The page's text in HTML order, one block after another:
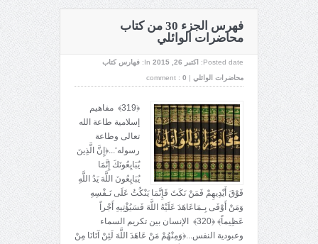
فهرس الجزء 30 من كتاب
محاضرات الوائلي
Posted date: اکتبر 26, 2015 In:
فهارس كتاب
محاضرات الوائلي |
comment : 0
﴿319﴾ مفاهيم
إسلامية طاعة الله
تعالى وطاعة
رسوله‘...﴿إِنَّ الَّذِينَ
يُبَايِعُونَكَ إِنَّمَا
يُبَايِعُونَ اللَّهَ يَدُ اللَّهِ
فَوْقَ أَيْدِيهِمْ فَمَنْ نَكَثَ فَإِنَّمَا يَنْكُثُ عَلَى نَـفْسِهِ
وَمَنْ أَوْفَى بِـمَاعَاهَدَ عَلَيْهُ اللَّهَ فَسَيُؤْتِيهِ أَجْراً
عَظِيماً﴾ ﴿320﴾ الإنسان بين تكريم السماء
وعبودية النفس...﴿وَمِنْهُمْ مَنْ عَاهَدَ اللَّهَ لَئِنْ آتَانَا مِنْ